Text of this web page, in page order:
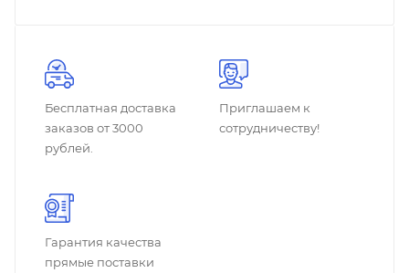
Бесплатная доставка
заказов от 3000
рублей.
Приглашаем к
сотрудничеству!
Гарантия качества
прямые поставки